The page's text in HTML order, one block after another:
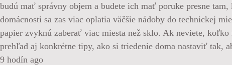
budú mať správny objem a budete ich mať poruke presne
domácnosti sa zas viac oplatia väčšie nádoby do technickej
papier zvyknú zaberať viac miesta než sklo. Ak neviete,
prehľad aj konkrétne tipy, ako si triedenie doma nastaviť tak,
9 hodín ago